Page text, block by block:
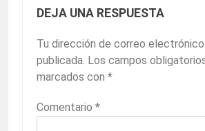
DEJA UNA RESPUESTA
Tu dirección de correo
publicada. Los campos
marcados con *
Comentario *